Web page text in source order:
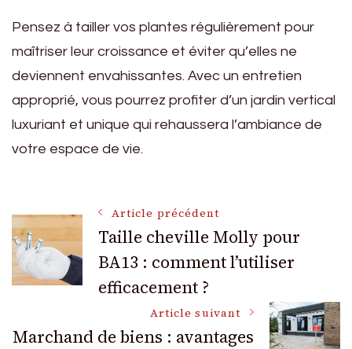
Pensez à tailler vos plantes régulièrement pour
maîtriser leur croissance et éviter qu’elles ne
deviennent envahissantes. Avec un entretien
approprié, vous pourrez profiter d’un jardin vertical
luxuriant et unique qui rehaussera l’ambiance de
votre espace de vie.
Navigation
des
articles
Article précédent
Taille cheville Molly pour
BA13 : comment l’utiliser
efficacement ?
Article suivant
Marchand de biens : avantages